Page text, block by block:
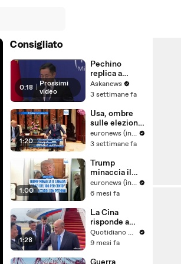
Consigliato
0:18
Prossimi
video
Pechino
replica a
Trump:
accuse
cinesi "pura
invenzione"
Askanews
3 settimane fa
1:20
Usa, ombre
sulle elezioni
di midterm:
Trump accusa
interferenze
nella tornata
del 2020
euronews (in Italiano)
3 settimane fa
1:00
Trump
minaccia il
Canada con
dazi al 100%
commerciale
con la Cina va
avanti
euronews (in Italiano)
6 mesi fa
1:28
La Cina
risponde a
Trump: sì a
cooperare per
nucleari
Quotidiano Nazionale
9 mesi fa